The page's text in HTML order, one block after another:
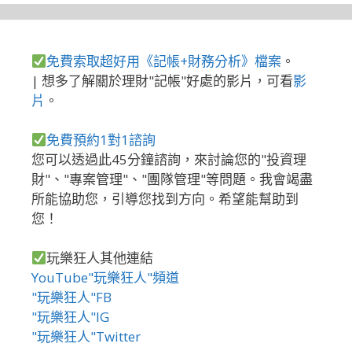
免費索取超好用《記帳+財務分析》檔案 。
| 想多了解關於理財"記帳"好處的影片，可看影
片 。
免費預約1對1諮詢
您可以透過此45分鐘諮詢，來討論您的"投資理
財"、"專案管理"、"團隊管理"等問題。我會竭盡
所能協助您，引導您找到方向。希望能幫助到
您！
玩樂狂人其他連結
YouTube"玩樂狂人"頻道
"玩樂狂人"FB
"玩樂狂人"IG
"玩樂狂人"Twitter